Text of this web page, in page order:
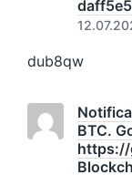
dub8qw
BTC.